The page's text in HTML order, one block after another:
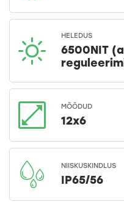
HELEDUS
6500NIT
MÕÕDUD
12x6
NIISKUSKINDLUS
IP65/56